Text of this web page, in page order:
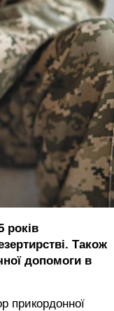
років
Також
допомоги в
прикордонної